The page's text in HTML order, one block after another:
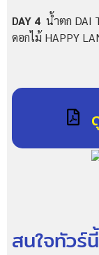
DAY 4 น้ำตก DAI
ดอกไม้ HAPPY
สนใจทัวร์